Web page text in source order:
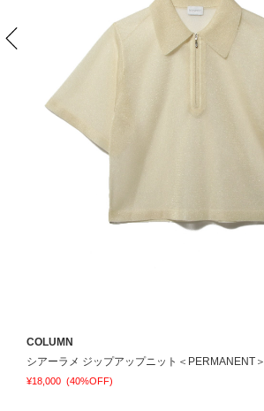
COLUMN
シアーラメ ジップアップニット＜PERMANENT＞
¥18,000 (40%OFF)